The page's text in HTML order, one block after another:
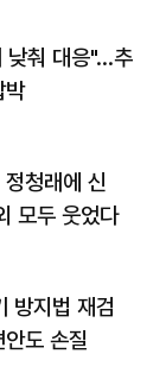
낮춰 대응"…추
박
정청래에 신
모두 웃었다
방지법 재검
도 손질